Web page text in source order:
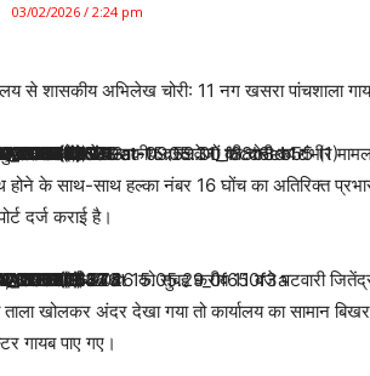
03/02/2026 / 2:24 pm
से शासकीय अभिलेख चोरी: 11 नग खसरा पांचशाला
घोंच में शासकीय दस्तावेजों की चोरी का गंभीर
के साथ-साथ हल्का नंबर 16 घोंच का अतिरिक्त
दर्ज कराई है।
31 जनवरी 2026 को सुबह करीब 11 बजे पटवारी
ताला खोलकर अंदर देखा गया तो कार्यालय का सामान
गायब पाए गए।